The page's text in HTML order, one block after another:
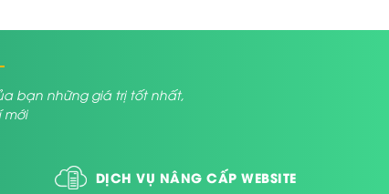
bạn những giá trị tốt nhất,
mới
DỊCH VỤ NÂNG CẤP WEBSITE